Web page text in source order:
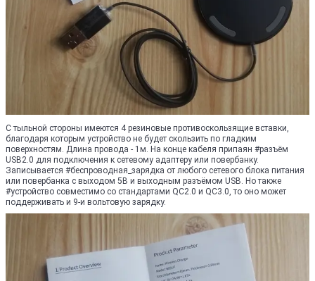
С тыльной стороны имеются 4 резиновые противоскользящие вставки,
благодаря которым устройство не будет скользить по гладким
поверхностям. Длина провода - 1м. На конце кабеля припаян #разъём
USB2.0 для подключения к сетевому адаптеру или повербанку.
Записывается #беспроводная_зарядка от любого сетевого блока питания
или повербанка с выходом 5В и выходным разъёмом USB. Но также
#устройство совместимо со стандартами QC2.0 и QC3.0, то оно может
поддерживать и 9-и вольтовую зарядку.